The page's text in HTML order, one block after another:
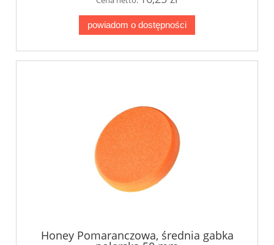
powiadom o dostępności
Honey Pomaranczowa, średnia gabka